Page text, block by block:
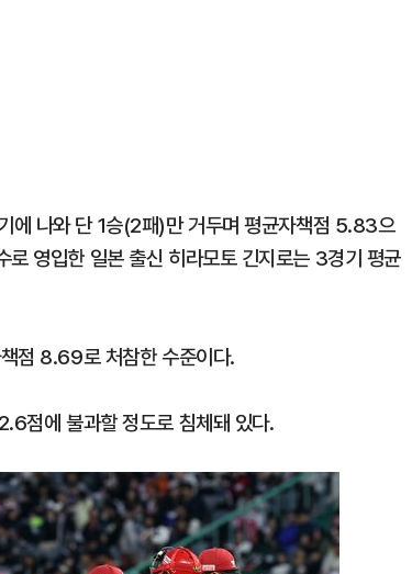
에 나와 단 1승(2패)만 거두며 평균자책점 5.83으
영입한 일본 출신 히라모토 긴지로는 3경기 평균
점 8.69로 처참한 수준이다.
점에 불과할 정도로 침체돼 있다.